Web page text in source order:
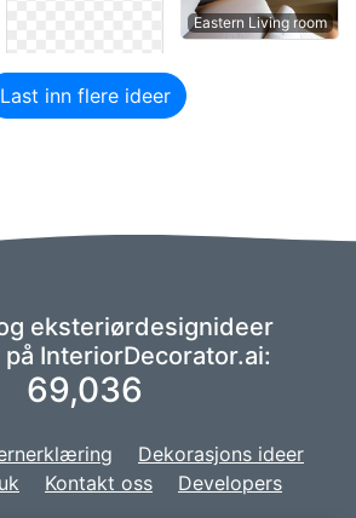
Eastern Living room
Last inn flere ideer
eksteriørdesignideer
InteriorDecorator.ai:
69,036
Dekorasjons ideer
Kontakt oss Developers